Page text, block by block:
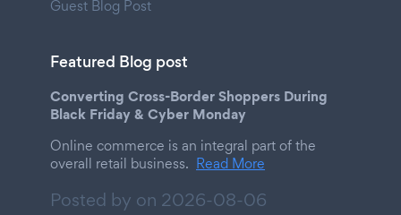
Guest Blog Post
Featured Blog post
Converting Cross-Border Shoppers During
Black Friday & Cyber Monday
Online commerce is an integral part of the
overall retail business. Read More
Posted by on 2026-08-06